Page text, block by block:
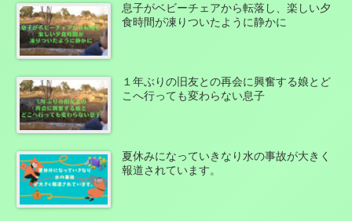
息子がベビーチェアから転落し、楽しい夕
食時間が凍りついたように静かに
１年ぶりの旧友との再会に興奮する娘とど
こへ行っても変わらない息子
夏休みになっていきなり水の事故が大きく
報道されています。